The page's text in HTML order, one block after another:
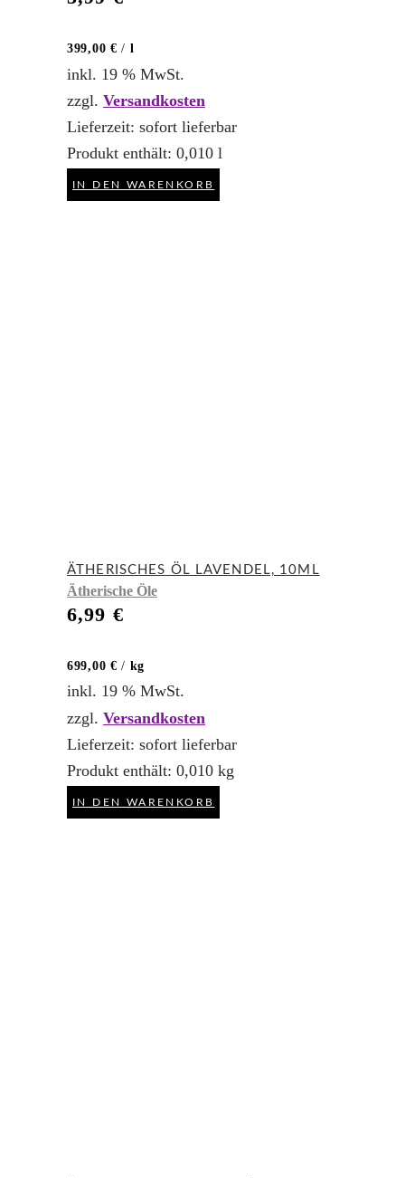
399,00 € / l
inkl. 19 % MwSt.
zzgl. Versandkosten
Lieferzeit: sofort lieferbar
Produkt enthält: 0,010 l
IN DEN WARENKORB
ÄTHERISCHES ÖL LAVENDEL, 10ML
Ätherische Öle
6,99 €
699,00 € / kg
inkl. 19 % MwSt.
zzgl. Versandkosten
Lieferzeit: sofort lieferbar
Produkt enthält: 0,010 kg
IN DEN WARENKORB